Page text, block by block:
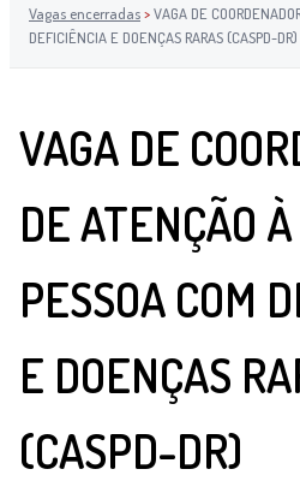
Vagas encerradas>VAGA DE
DEFICIÊNCIA E DOENÇAS RARAS (CASPD-DR)
VAGA DE
DE ATENÇÃO
PESSOA COM
E DOENÇAS
(CASPD-DR)